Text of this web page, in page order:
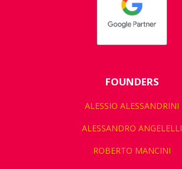
FOUNDERS
ALESSIO ALESSANDRINI
ALESSANDRO ANGELELLI
ROBERTO MANCINI